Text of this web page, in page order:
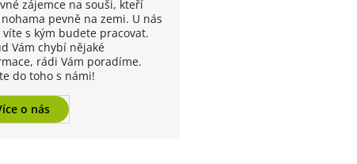
zájemce na souši, kteří
pevně na zemi. U nás
víte s kým budete pracovat.
Vám chybí nějaké
rádi Vám poradíme.
do toho s námi!
o nás